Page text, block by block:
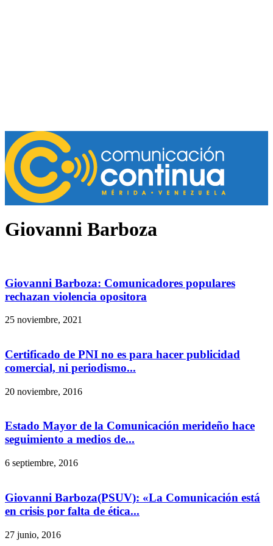
Giovanni Barboza
Giovanni Barboza: Comunicadores populares
rechazan violencia opositora
25 noviembre, 2021
Certificado de PNI no es para hacer publicidad
comercial, ni periodismo...
20 noviembre, 2016
Estado Mayor de la Comunicación merideño hace
seguimiento a medios de...
6 septiembre, 2016
Giovanni Barboza(PSUV): «La Comunicación está
en crisis por falta de ética...
27 junio, 2016